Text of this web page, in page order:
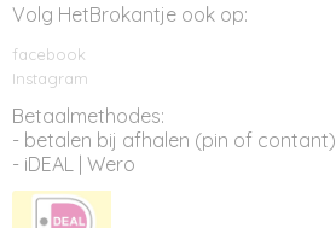
Volg HetBrokantje ook op:
facebook
Instagram
Betaalmethodes:
- betalen bij afhalen (pin of contant)
- iDEAL | Wero